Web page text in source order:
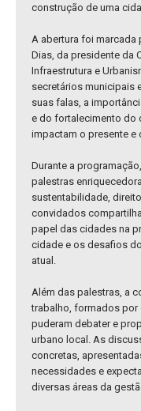
construção de uma
A abertura foi marcada
Dias, da presidente da
Infraestrutura e
secretários municipais
suas falas, a
e do fortalecimento do
impactam o presente e
Durante a
palestras
sustentabilidade,
convidados
papel das cidades na
cidade e os desafios
atual.
Além das palestras, a
trabalho, formados
puderam debater e
urbano local. As
concretas,
necessidades e
diversas áreas da